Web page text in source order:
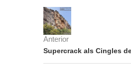
Anterior
Supercrack als Cingles